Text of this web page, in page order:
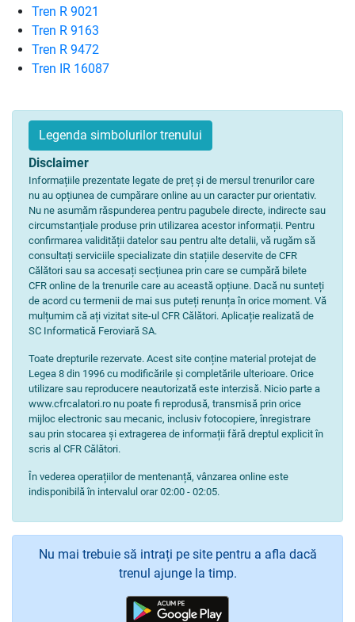
Tren R 9021
Tren R 9163
Tren R 9472
Tren IR 16087
Legenda simbolurilor trenului
Disclaimer
Informațiile prezentate legate de preț și de mersul trenurilor care
nu au opțiunea de cumpărare online au un caracter pur orientativ.
Nu ne asumăm răspunderea pentru pagubele directe, indirecte sau
circumstanțiale produse prin utilizarea acestor informații. Pentru
confirmarea validității datelor sau pentru alte detalii, vă rugăm să
consultați serviciile specializate din stațiile deservite de CFR
Călători sau sa accesați secțiunea prin care se cumpără bilete
CFR online de la trenurile care au această opțiune. Dacă nu sunteți
de acord cu termenii de mai sus puteți renunța în orice moment. Vă
mulțumim că ați vizitat site-ul CFR Călători. Aplicație realizată de
SC Informatică Feroviară SA.
Toate drepturile rezervate. Acest site conține material protejat de
Legea 8 din 1996 cu modificările și completările ulterioare. Orice
utilizare sau reproducere neautorizată este interzisă. Nicio parte a
www.cfrcalatori.ro nu poate fi reprodusă, transmisă prin orice
mijloc electronic sau mecanic, inclusiv fotocopiere, înregistrare
sau prin stocarea și extragerea de informații fără dreptul explicit în
scris al CFR Călători.
În vederea operațiilor de mentenanță, vânzarea online este
indisponibilă în intervalul orar 02:00 - 02:05.
Nu mai trebuie să intrați pe site pentru a afla dacă
trenul ajunge la timp.